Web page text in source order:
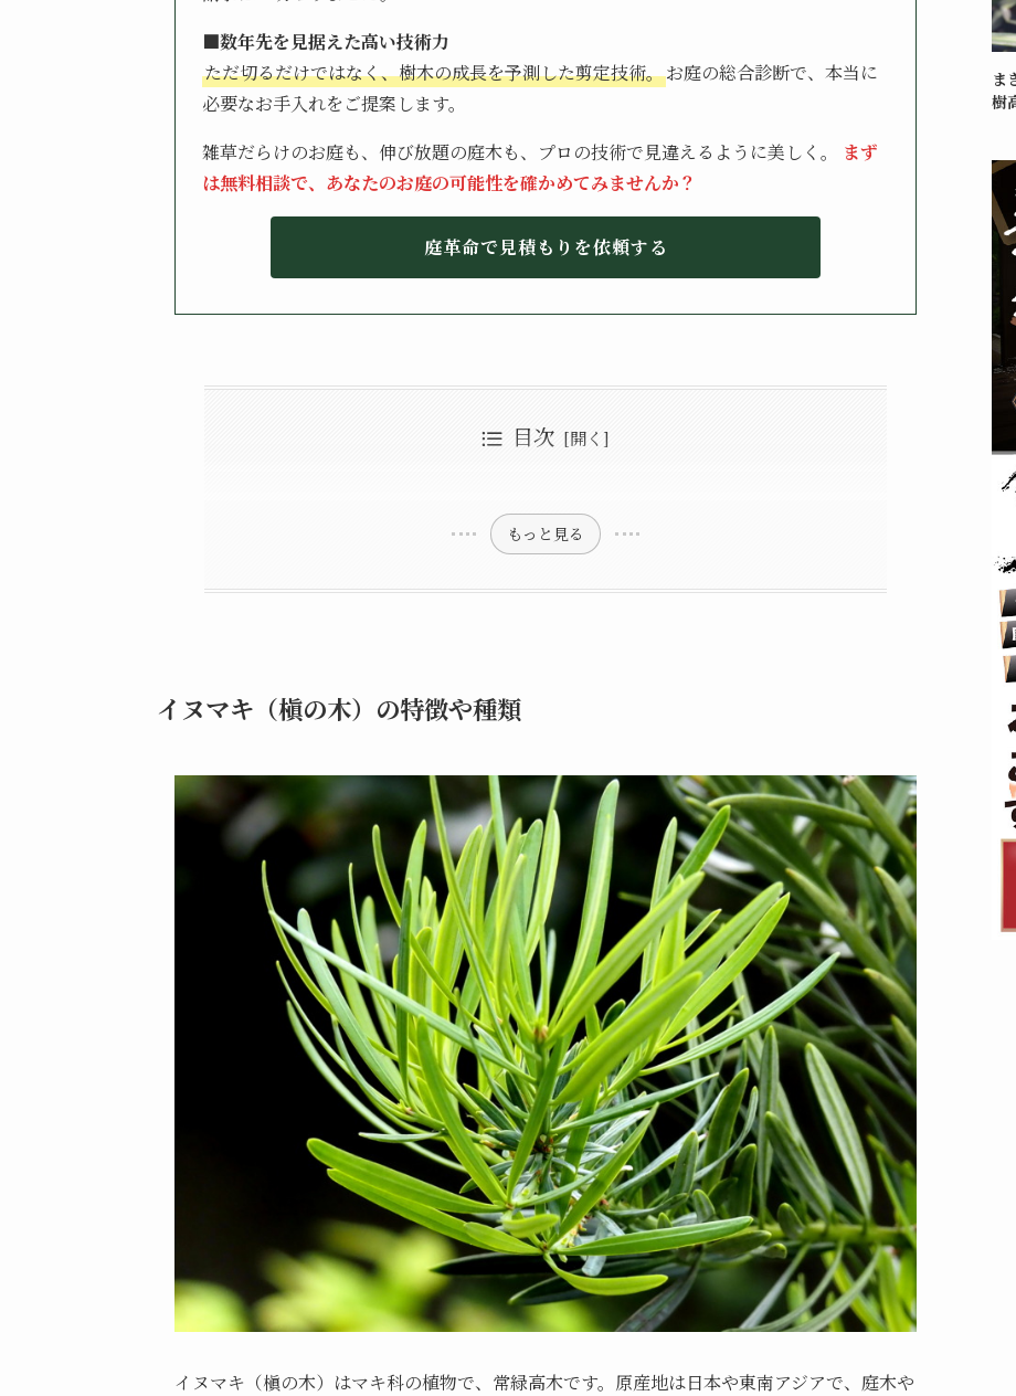
■数年先を見据えた高い技術力
ただ切るだけではなく、樹木の成長を予測した剪定技術。お庭の総合診断で、本当に
必要なお手入れをご提案します。
雑草だらけのお庭も、伸び放題の庭木も、プロの技術で見違えるように美しく。
まず
は無料相談で、あなたのお庭の可能性を確かめてみませんか？
庭革命で見積もりを依頼する
目次
もっと見る
イヌマキ（槇の木）の特徴や種類
イヌマキ（槇の木）はマキ科の植物で、常緑高木です。原産地は日本や東南アジアで、庭木や
ま
樹